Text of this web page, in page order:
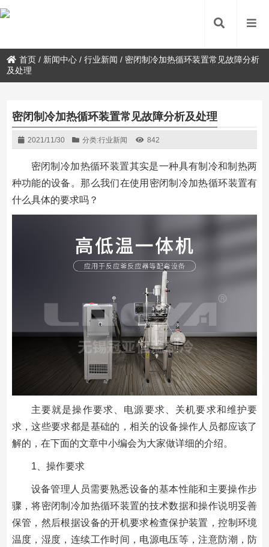
首页 / 新闻中心 /行业新闻 / 密闭制冷加热循环装置常见故障分析
及处理
密闭制冷加热循环装置常见故障分析及处理
2021/11/30 分类:行业新闻 842
密闭制冷加热循环装置其实是一种具有制冷和制热两
种功能的设备。那么我们在使用密闭制冷加热循环装置有
什么具体的要求吗？
主要就是操作要求、电源要求、关机要求和维护要
求，这些要求都是基础的，相关的设备操作人员都应该了
解的，在下面的文章中小编会为大家做详细的介绍。
1、操作要求
设备管理人员需要熟悉设备的基本性能和主要操作步
骤，将密闭制冷加热循环装置的技术数据和操作说明妥善
保管，然后根据设备的开机要求检查保护装置，控制环境
温度，湿度，连续工作时间，电源电压等，注意防潮，防